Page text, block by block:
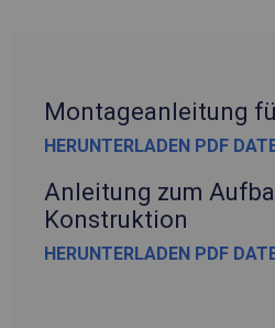
Montageanleitung
HERUNTERLADEN PDF
Anleitung zum
Konstruktion
HERUNTERLADEN PDF